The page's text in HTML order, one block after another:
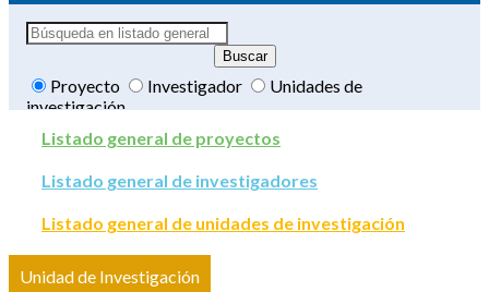
Proyecto Investigador
Unidades de
investigación
Listado general de proyectos
Listado general de investigadores
Listado general de unidades de investigación
Unidad de Investigación